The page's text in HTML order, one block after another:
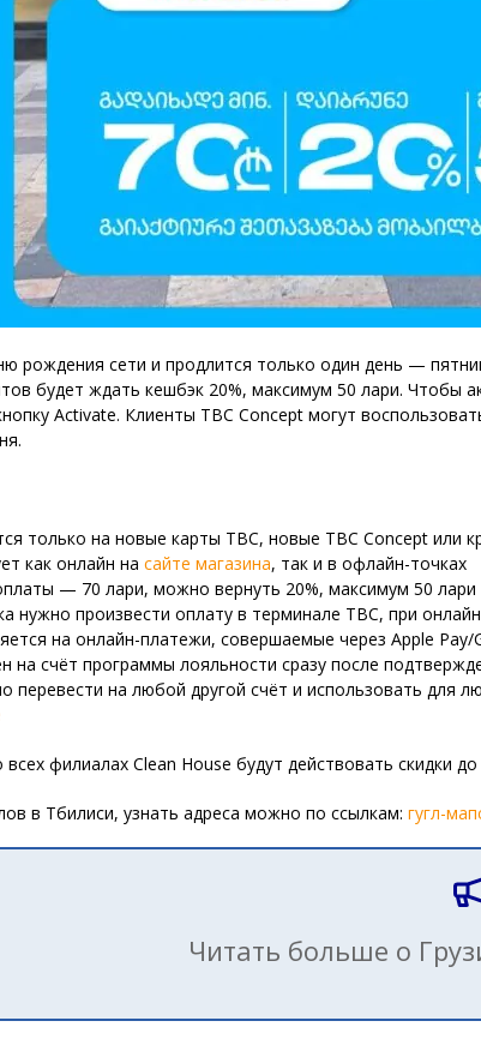
рождения сети и продлится только один день —
будет ждать кешбэк 20%, максимум 50 лари.
Activate. Клиенты TBC Concept могут
только на новые карты TBC, новые TBC Concept или
как онлайн на сайте магазина, так и в офлайн-точках
— 70 лари, можно вернуть 20%, максимум 50 лари
нужно произвести оплату в терминале TBC, при
на онлайн-платежи, совершаемые через Apple Pay/
на счёт программы лояльности сразу после
перевести на любой другой счёт и использовать для
филиалах Clean House будут действовать скидки
в Тбилиси, узнать адреса можно по ссылкам: гугл-
Читать больше о